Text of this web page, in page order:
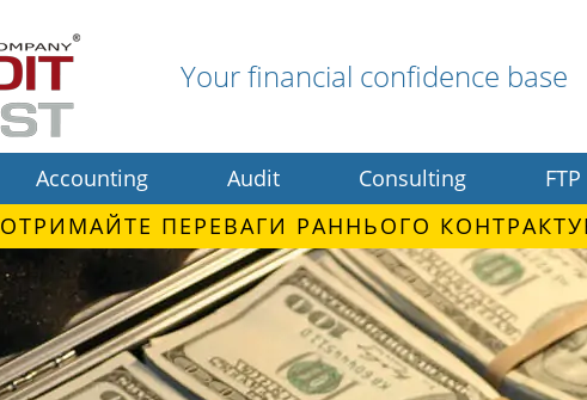
Your financial confidence base
Accounting Audit Consulting FTP
ОТРИМАЙТЕ ПЕРЕВАГИ РАННЬОГО